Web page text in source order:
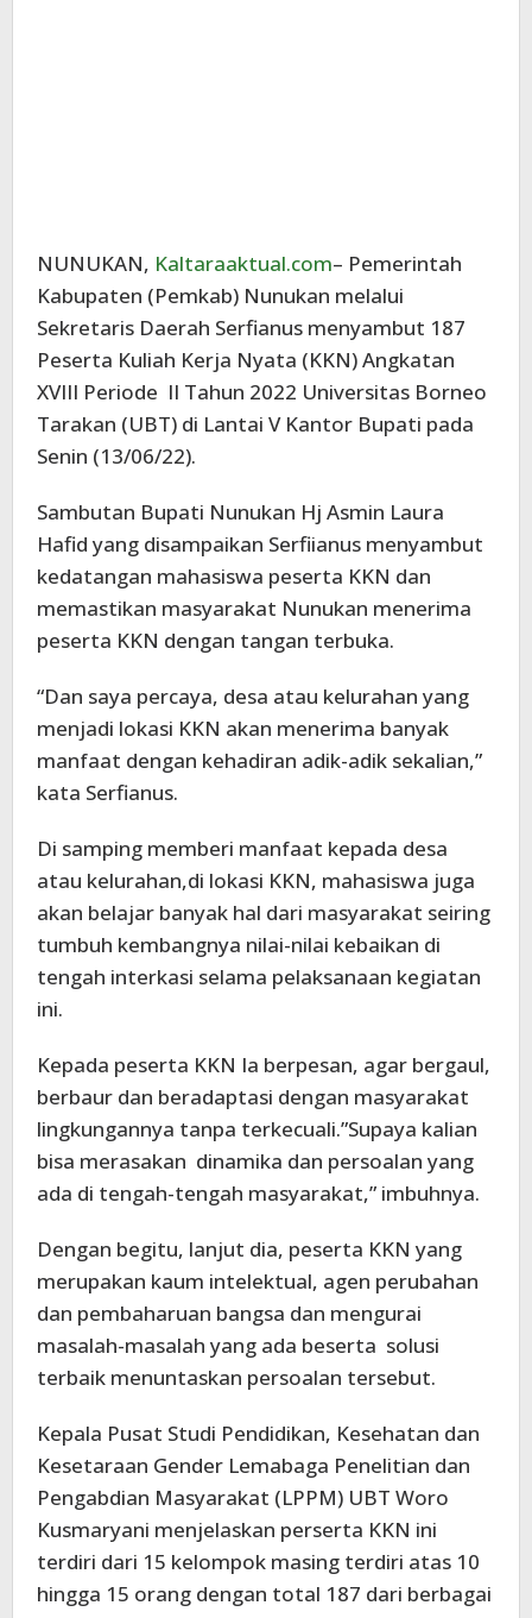
NUNUKAN, Kaltaraaktual.com– Pemerintah
Kabupaten (Pemkab) Nunukan melalui
Sekretaris Daerah Serfianus menyambut 187
Peserta Kuliah Kerja Nyata (KKN) Angkatan
XVIII Periode II Tahun 2022 Universitas Borneo
Tarakan (UBT) di Lantai V Kantor Bupati pada
Senin (13/06/22).
Sambutan Bupati Nunukan Hj Asmin Laura
Hafid yang disampaikan Serfiianus menyambut
kedatangan mahasiswa peserta KKN dan
memastikan masyarakat Nunukan menerima
peserta KKN dengan tangan terbuka.
“Dan saya percaya, desa atau kelurahan yang
menjadi lokasi KKN akan menerima banyak
manfaat dengan kehadiran adik-adik sekalian,”
kata Serfianus.
Di samping memberi manfaat kepada desa
atau kelurahan,di lokasi KKN, mahasiswa juga
akan belajar banyak hal dari masyarakat seiring
tumbuh kembangnya nilai-nilai kebaikan di
tengah interkasi selama pelaksanaan kegiatan
ini.
Kepada peserta KKN Ia berpesan, agar bergaul,
berbaur dan beradaptasi dengan masyarakat
lingkungannya tanpa terkecuali.”Supaya kalian
bisa merasakan dinamika dan persoalan yang
ada di tengah-tengah masyarakat,” imbuhnya.
Dengan begitu, lanjut dia, peserta KKN yang
merupakan kaum intelektual, agen perubahan
dan pembaharuan bangsa dan mengurai
masalah-masalah yang ada beserta solusi
terbaik menuntaskan persoalan tersebut.
Kepala Pusat Studi Pendidikan, Kesehatan dan
Kesetaraan Gender Lemabaga Penelitian dan
Pengabdian Masyarakat (LPPM) UBT Woro
Kusmaryani menjelaskan perserta KKN ini
terdiri dari 15 kelompok masing terdiri atas 10
hingga 15 orang dengan total 187 dari berbagai